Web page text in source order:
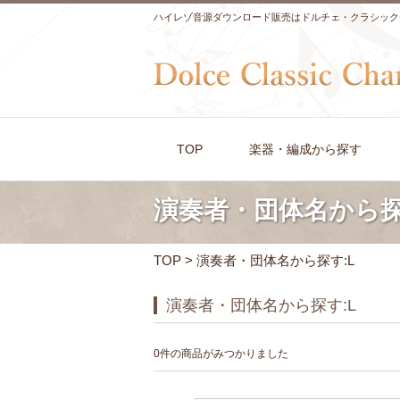
ハイレゾ音源ダウンロード販売はドルチェ・クラシッ
TOP 楽器・編成から探す
演奏者・団体名から
TOP > 演奏者・団体名から探す:L
演奏者・団体名から探す:L
0件の商品がみつかりました